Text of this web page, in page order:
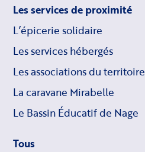
Les services de proximité
L’épicerie solidaire
Les services hébergés
Les associations du territoire
La caravane Mirabelle
Le Bassin Éducatif de Nage
Tous